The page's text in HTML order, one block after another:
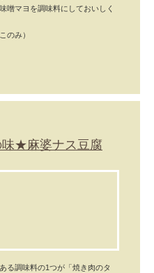
噌マヨを調味料にしておいしく
のみ）
味★麻婆ナス豆腐
る調味料の1つが「焼き肉のタ